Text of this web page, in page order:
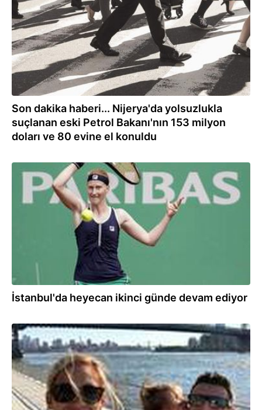
Son dakika haberi... Nijerya'da yolsuzlukla
suçlanan eski Petrol Bakanı'nın 153 milyon
doları ve 80 evine el konuldu
09.09.2020
İstanbul'da heyecan ikinci günde devam ediyor
20.06.2020